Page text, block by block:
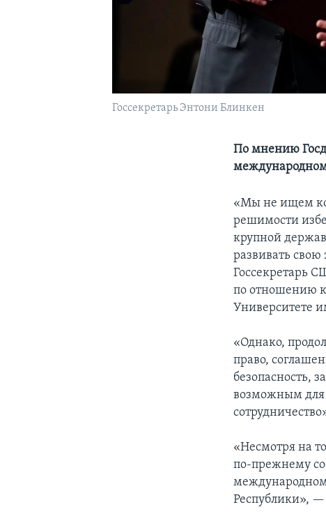
Госсекретарь Энтони Блинкен
По мнению
«Мы не ищем
решимости
крупной
развивать
Госсекретарь
по отношению
Университете
«Однако,
право,
безопасность,
возможным для
«Несмотря на
по-прежнему
Республики», —